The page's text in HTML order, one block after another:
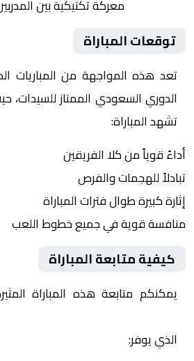
معركة تكتيكية بين
توقعات المباراة
تعد هذه المواجهة من المباريات
الدوري السعودي الممتاز للسيدات،
تشهد المباراة:
أداءً قوياً من كلا الفريقين
تبادلاً للهجمات والفرص
إثارة كبيرة طوال فترات المباراة
منافسة قوية في جميع خطوط اللعب
كيفية متابعة المباراة
يمكنكم متابعة هذه المباراة
الذي يوفر: